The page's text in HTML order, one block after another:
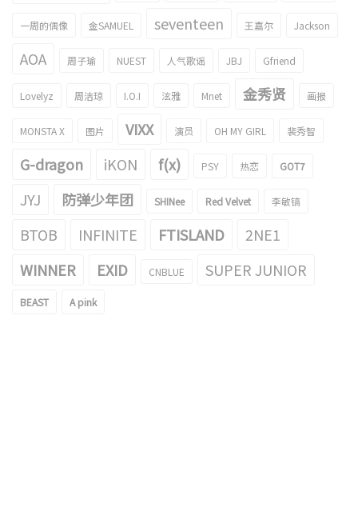
一周的偶像 金SAMUEL seventeen 王嘉尔 Jackson
AOA 周子瑜 NUEST 人气歌谣 JBJ Gfriend
Lovelyz 周洁琼 I.O.I 泫雅 Mnet 金秀贤 画报
MONSTA X 图片 VIXX 演员 OH MY GIRL 裴秀智
G-dragon iKON f(x) PSY 热恋 GOT7
JYJ 防弹少年团 SHINee Red Velvet 李敏镐
BTOB INFINITE FTISLAND
2NE1
WINNER
EXID CNBLUE SUPER JUNIOR
BEAST A pink